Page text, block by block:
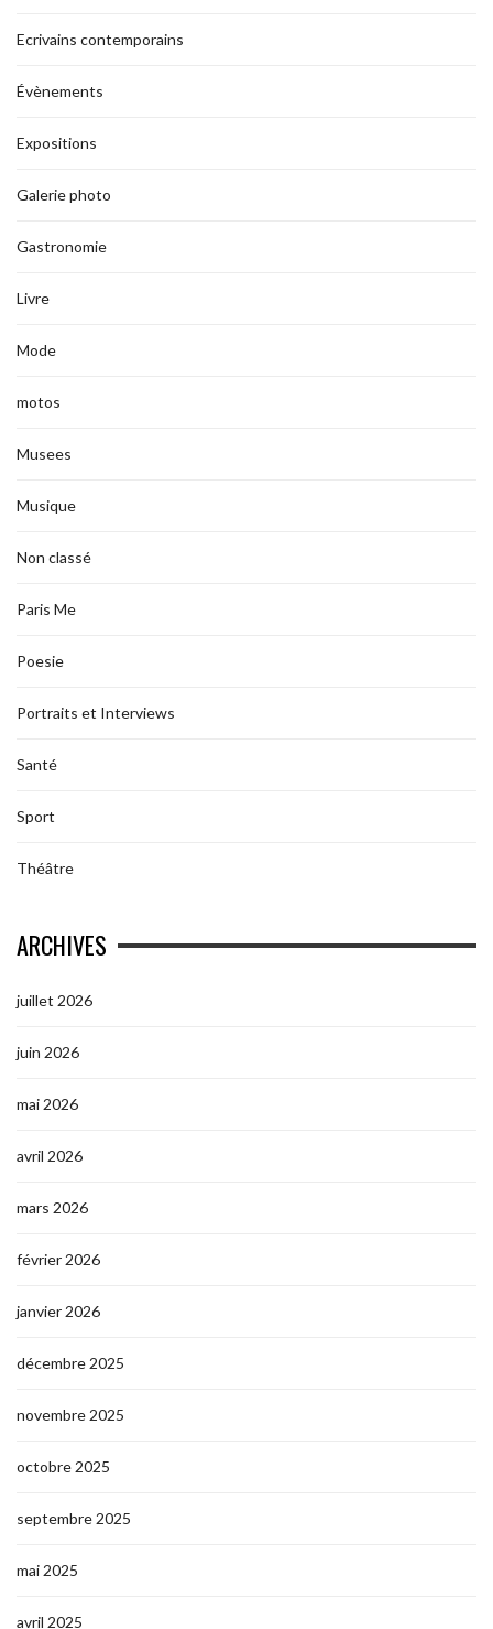
Ecrivains contemporains
Évènements
Expositions
Galerie photo
Gastronomie
Livre
Mode
motos
Musees
Musique
Non classé
Paris Me
Poesie
Portraits et Interviews
Santé
Sport
Théâtre
ARCHIVES
juillet 2026
juin 2026
mai 2026
avril 2026
mars 2026
février 2026
janvier 2026
décembre 2025
novembre 2025
octobre 2025
septembre 2025
mai 2025
avril 2025